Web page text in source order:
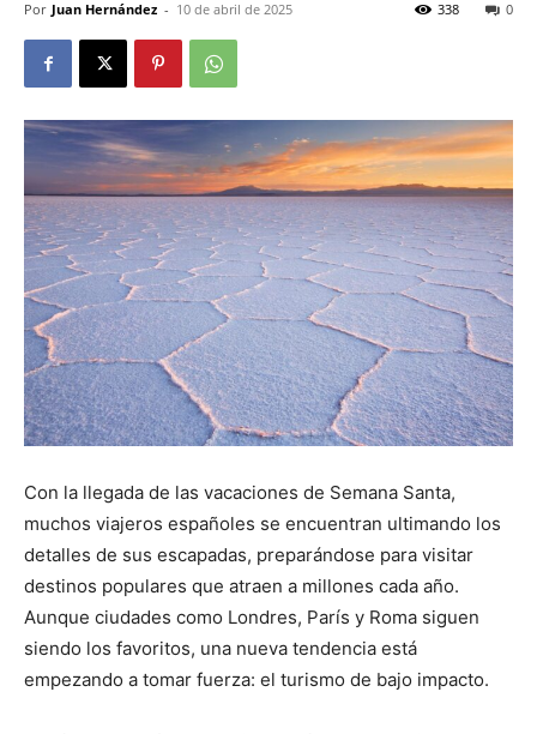
Por Juan Hernández - 10 de abril de 2025 0
338
Con la llegada de las vacaciones de Semana Santa,
muchos viajeros españoles se encuentran ultimando los
detalles de sus escapadas, preparándose para visitar
destinos populares que atraen a millones cada año.
Aunque ciudades como Londres, París y Roma siguen
siendo los favoritos, una nueva tendencia está
empezando a tomar fuerza: el turismo de bajo impacto.